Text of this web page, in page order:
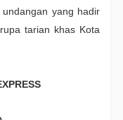
yang hadir
tarian khas Kota